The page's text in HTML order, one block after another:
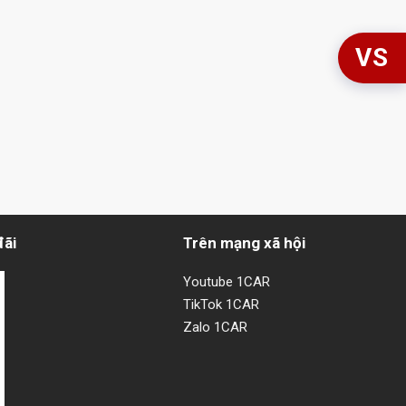
Trên mạng xã hội
Youtube 1CAR
TikTok 1CAR
Zalo 1CAR
VS